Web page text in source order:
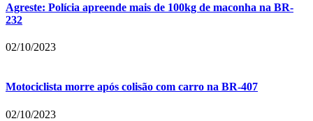
Agreste: Polícia apreende mais de 100kg de maconha na BR-
232
02/10/2023
Motociclista morre após colisão com carro na BR-407
02/10/2023